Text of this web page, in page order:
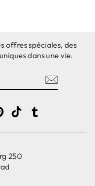
offres spéciales, des
dans une vie.
Pinterest
TikTok
250